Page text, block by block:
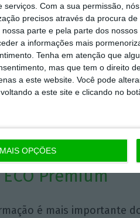
serviços. Com a sua permissão,
precisos através da procura
parte e pela parte dos
a informações mais
Tenha em atenção que
mas que tem o direito
a este website. Você pode
a este site e clicando no
MAIS OPÇÕES
avançadas”,
esse talento está a ser
Premium
é mais importante